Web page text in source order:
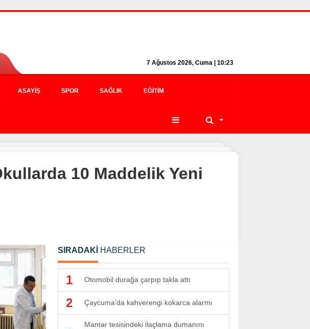
7 Ağustos 2026, Cuma | 10:23
ASAYIŞ SPOR SAĞLIK EĞITIM
10 Maddelik Yeni
SIRADAKİ HABERLER
1 Otomobil durağa çarpıp takla attı
2 Çaycuma’da kahverengi kokarca alarmı
Mantar tesisindeki ilaçlama dumanını